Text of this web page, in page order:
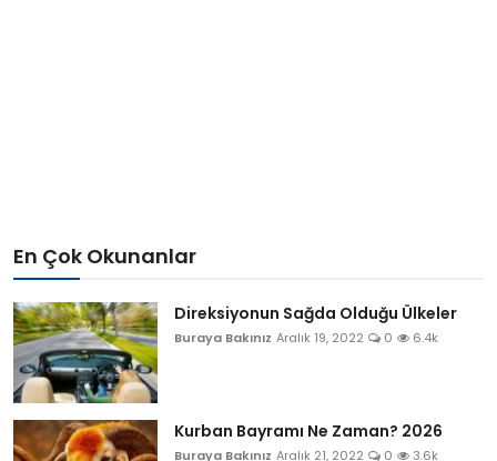
En Çok Okunanlar
Direksiyonun Sağda Olduğu Ülkeler
Buraya Bakınız Aralık 19, 2022 0 6.4k
Kurban Bayramı Ne Zaman? 2026
Buraya Bakınız Aralık 21, 2022 0 3.6k